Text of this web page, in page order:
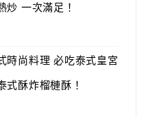
炒 一次滿足！
時尚料理 必吃泰式皇宮
式酥炸榴槤酥！